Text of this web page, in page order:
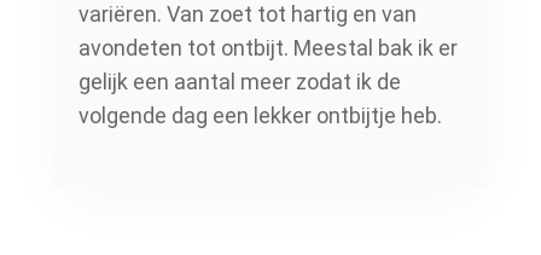
variëren. Van zoet tot hartig en van
avondeten tot ontbijt. Meestal bak ik er
gelijk een aantal meer zodat ik de
volgende dag een lekker ontbijtje heb.